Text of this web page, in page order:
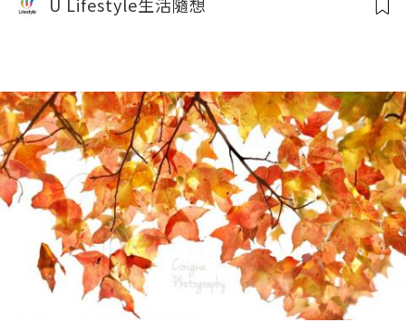
U Lifestyle生活隨想